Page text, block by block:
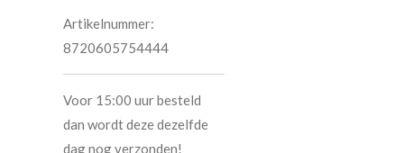
Artikelnummer:
8720605754444
Voor 15:00 uur besteld
dan wordt deze dezelfde
dag nog verzonden!